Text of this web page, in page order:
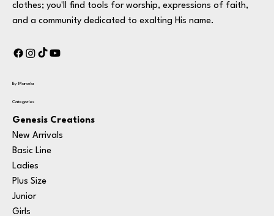
clothes; you'll find tools for worship, expressions of faith,
and a community dedicated to exalting His name.
By Marcela
Categories
Genesis Creations
New Arrivals
Basic Line
Ladies
Plus Size
Junior
Girls